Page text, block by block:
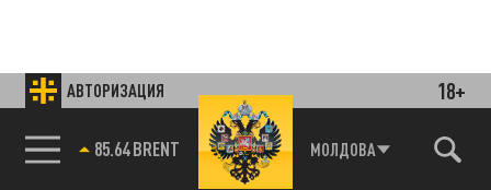
АВТОРИЗАЦИЯ 18+
85.64 BRENT МОЛДОВА